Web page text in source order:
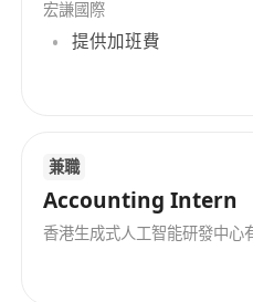
宏謙國際
提供加班費
兼職
Accounting Intern
香港生成式人工智能研發中心